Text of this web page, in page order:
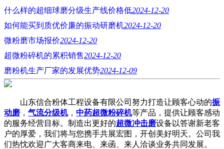
什么样的超细球磨分级生产线价格低2024-12-20
如何能买到质优价廉的振动研磨机2024-12-20
微粉磨市场报价2024-12-20
超微粉碎机的累积销售2024-12-20
磨粉机生产厂家的发展优势2024-12-09
山东信合粉体工程设备有限公司努力打造让顾客心动的振
动磨 ， 气流分级机， 中药超微粉碎机等产品，提供让顾客感动
的服务经营目标。制造出更好的超微冲击磨设备以答谢新老客
户的厚爱，我们将与您携手共展宏图，开创美好明天。公司我
们热忱欢迎广大客商来电、来函、来人洽谈业务共同发展。